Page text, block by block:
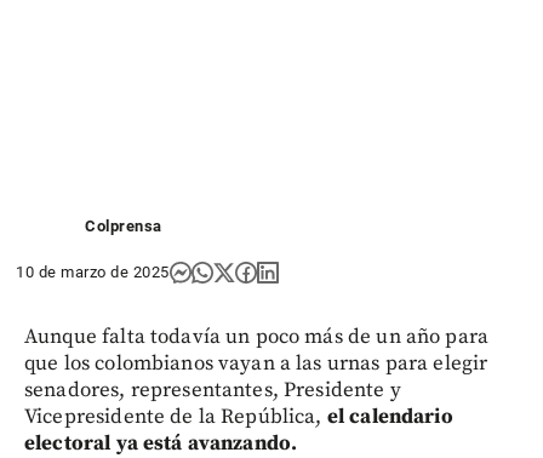
Colprensa
10 de marzo de 2025
Aunque falta todavía un poco más de un año para
que los colombianos vayan a las urnas para elegir
senadores, representantes, Presidente y
Vicepresidente de la República, el calendario
electoral ya está avanzando.